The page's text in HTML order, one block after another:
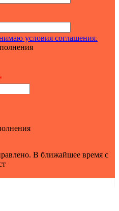
условия соглашения.
В ближайшее время с